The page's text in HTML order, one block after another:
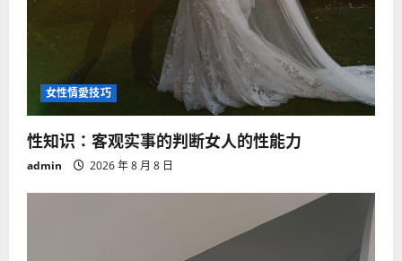
女性情愛技巧
性知识：客观实事的判断女人的性能力
admin 2026 年 8 月 8 日